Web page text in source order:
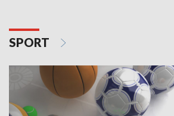
SPORT